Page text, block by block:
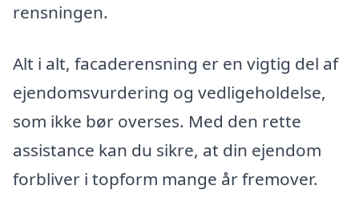
rensningen.
Alt i alt, facaderensning er en vigtig del af
ejendomsvurdering og vedligeholdelse,
som ikke bør overses. Med den rette
assistance kan du sikre, at din ejendom
forbliver i topform mange år fremover.